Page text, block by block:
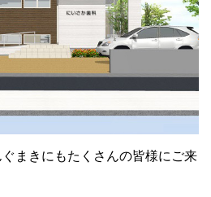
まきにもたくさんの皆様にご来